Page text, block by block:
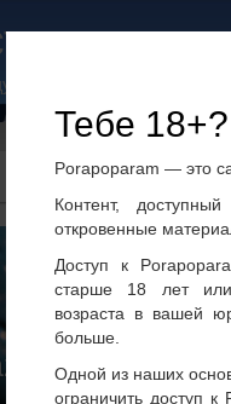
Тебе 18+?
Porapoparam — это
Контент,
откровенные
Доступ к
старше 18 лет или
возраста в вашей
больше.
Одной из наших
ограничить доступ
не
дружбу и общение
Пары Группы по